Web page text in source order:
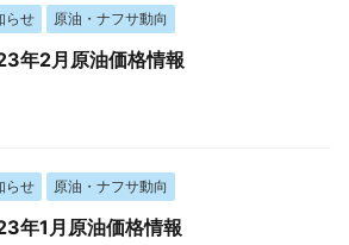
らせ 原油・ナフサ動向
年2月原油価格情報
らせ 原油・ナフサ動向
年1月原油価格情報